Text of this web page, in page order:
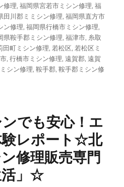
修理,福岡県宮若市ミシン修理,福
田川郡ミミシン修理,福岡県直方市
ン修理,福岡県行橋市ミシン修理,
県鞍手郡ミシン修理,福津市, 糸取
田町ミシン修理,若松区,若松区ミ
,行橋市ミシン修理,遠賀郡,遠賀
シン修理,鞍手郡,鞍手郡ミシン修
でも安心！エ
験レポート☆北
修理販売専門
活」☆